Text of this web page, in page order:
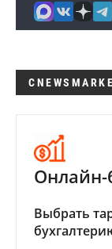
Онлайн-
Выбрать